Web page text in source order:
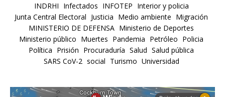
INDRHI Infectados INFOTEP Interior y policia
Junta Central Electoral Justicia Medio ambiente Migración
MINISTERIO DE DEFENSA Ministerio de Deportes
Ministerio público Muertes Pandemia Petróleo Policia
Política Prisión Procuraduría Salud Salud pública
SARS CoV-2 social Turismo Universidad